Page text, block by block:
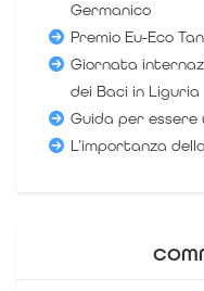
Germanico
Premio Eu-Eco
Giornata
dei Baci in Liguria
Guida per
L’importanza